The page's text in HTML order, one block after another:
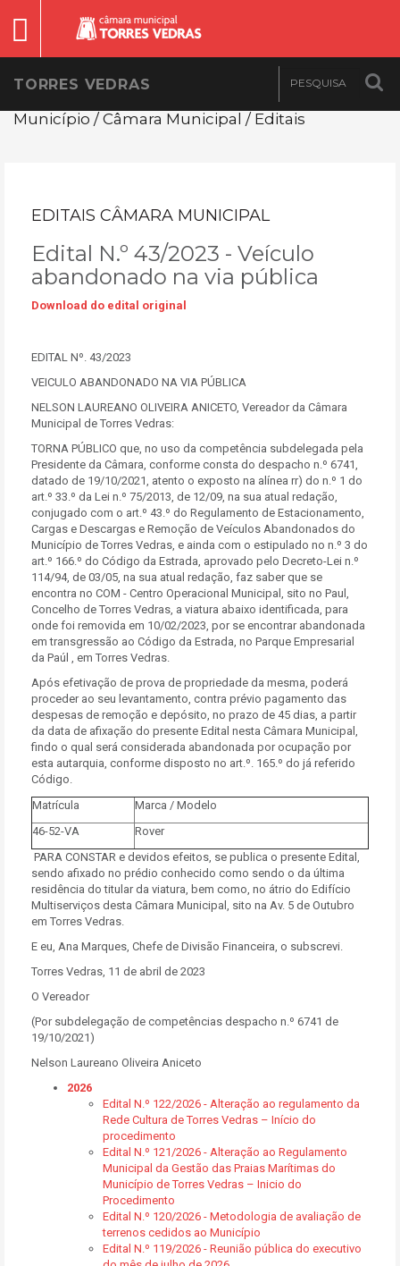
TORRES VEDRAS
Município / Câmara Municipal / Editais
EDITAIS CÂMARA MUNICIPAL
Edital N.º 43/2023 - Veículo
abandonado na via pública
Download do edital original
EDITAL Nº. 43/2023
VEICULO ABANDONADO NA VIA PÚBLICA
NELSON LAUREANO OLIVEIRA ANICETO, Vereador da Câmara
Municipal de Torres Vedras:
TORNA PÚBLICO que, no uso da competência subdelegada pela
Presidente da Câmara, conforme consta do despacho n.º 6741,
datado de 19/10/2021, atento o exposto na alínea rr) do n.º 1 do
art.º 33.º da Lei n.º 75/2013, de 12/09, na sua atual redação,
conjugado com o art.º 43.º do Regulamento de Estacionamento,
Cargas e Descargas e Remoção de Veículos Abandonados do
Município de Torres Vedras, e ainda com o estipulado no n.º 3 do
art.º 166.º do Código da Estrada, aprovado pelo Decreto-Lei n.º
114/94, de 03/05, na sua atual redação, faz saber que se
encontra no COM - Centro Operacional Municipal, sito no Paul,
Concelho de Torres Vedras, a viatura abaixo identificada, para
onde foi removida em 10/02/2023, por se encontrar abandonada
em transgressão ao Código da Estrada, no Parque Empresarial
da Paúl , em Torres Vedras.
Após efetivação de prova de propriedade da mesma, poderá
proceder ao seu levantamento, contra prévio pagamento das
despesas de remoção e depósito, no prazo de 45 dias, a partir
da data de afixação do presente Edital nesta Câmara Municipal,
findo o qual será considerada abandonada por ocupação por
esta autarquia, conforme disposto no art.º. 165.º do já referido
Código.
Matrícula
Marca / Modelo
46-52-VA
Rover
PARA CONSTAR e devidos efeitos, se publica o presente Edital,
sendo afixado no prédio conhecido como sendo o da última
residência do titular da viatura, bem como, no átrio do Edifício
Multiserviços desta Câmara Municipal, sito na Av. 5 de Outubro
em Torres Vedras.
E eu, Ana Marques, Chefe de Divisão Financeira, o subscrevi.
Torres Vedras, 11 de abril de 2023
O Vereador
(Por subdelegação de competências despacho n.º 6741 de
19/10/2021)
Nelson Laureano Oliveira Aniceto
2026
Edital N.º 122/2026 - Alteração ao regulamento da
Rede Cultura de Torres Vedras – Início do
procedimento
Edital N.º 121/2026 - Alteração ao Regulamento
Municipal da Gestão das Praias Marítimas do
Município de Torres Vedras – Inicio do
Procedimento
Edital N.º 120/2026 - Metodologia de avaliação de
terrenos cedidos ao Município
Edital N.º 119/2026 - Reunião pública do executivo